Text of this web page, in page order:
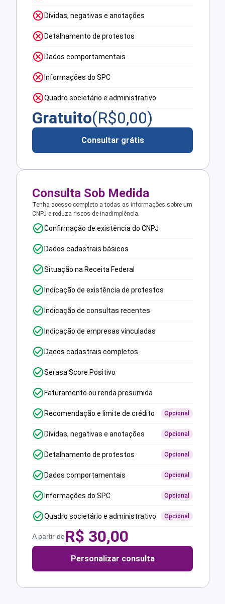
Dívidas, negativas e anotações
Detalhamento de protestos
Dados comportamentais
Informações do SPC
Quadro societário e administrativo
Gratuito(R$0,00)
Consultar grátis
Consulta Sob Medida
Tenha acesso completo a todas as informações sobre um
CNPJ e reduza riscos de inadimplência.
Confirmação de existência do CNPJ
Dados cadastrais básicos
Situação na Receita Federal
Indicação de existência de protestos
Indicação de consultas recentes
Indicação de empresas vinculadas
Dados cadastrais completos
Serasa Score Positivo
Faturamento ou renda presumida
Recomendação e limite de crédito Opcional
Dívidas, negativas e anotações Opcional
Detalhamento de protestos Opcional
Dados comportamentais Opcional
Informações do SPC Opcional
Quadro societário e administrativo Opcional
A partir deR$ 30,00
Personalizar consulta